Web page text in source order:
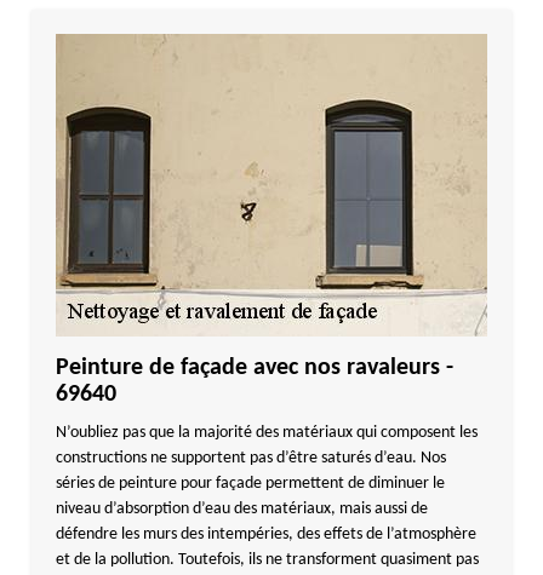
Peinture de façade avec nos ravaleurs -
69640
N’oubliez pas que la majorité des matériaux qui composent les
constructions ne supportent pas d’être saturés d’eau. Nos
séries de peinture pour façade permettent de diminuer le
niveau d’absorption d’eau des matériaux, mais aussi de
défendre les murs des intempéries, des effets de l’atmosphère
et de la pollution. Toutefois, ils ne transforment quasiment pas